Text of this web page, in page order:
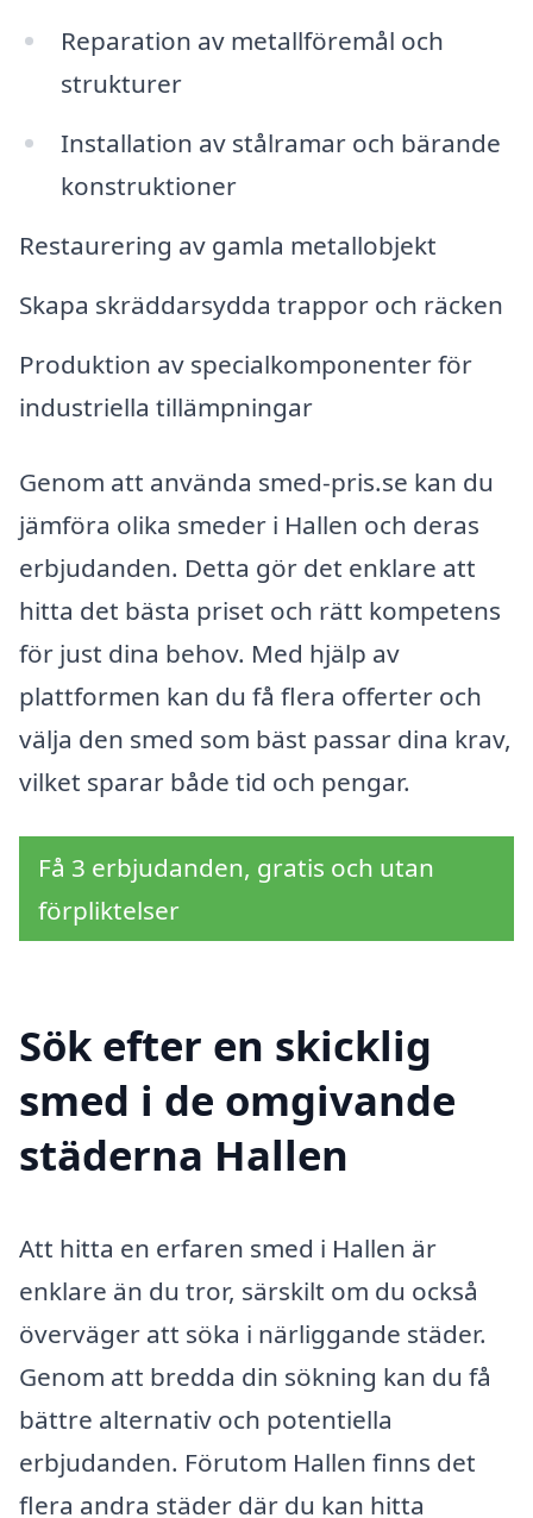
Reparation av metallföremål och
strukturer
Installation av stålramar och bärande
konstruktioner
Restaurering av gamla metallobjekt
Skapa skräddarsydda trappor och räcken
Produktion av specialkomponenter för
industriella tillämpningar
Genom att använda smed-pris.se kan du
jämföra olika smeder i Hallen och deras
erbjudanden. Detta gör det enklare att
hitta det bästa priset och rätt kompetens
för just dina behov. Med hjälp av
plattformen kan du få flera offerter och
välja den smed som bäst passar dina krav,
vilket sparar både tid och pengar.
Få 3 erbjudanden, gratis och utan
förpliktelser
Sök efter en skicklig
smed i de omgivande
städerna Hallen
Att hitta en erfaren smed i Hallen är
enklare än du tror, särskilt om du också
överväger att söka i närliggande städer.
Genom att bredda din sökning kan du få
bättre alternativ och potentiella
erbjudanden. Förutom Hallen finns det
flera andra städer där du kan hitta